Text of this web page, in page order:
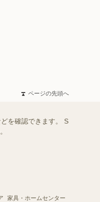
ページの先頭へ
を確認できます。 S
家具・ホームセンター